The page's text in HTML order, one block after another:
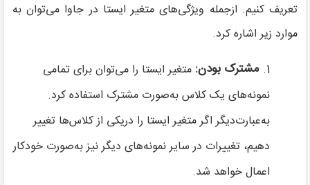
تعریف کنیم. ازجمله ویژگی‌های متغیر ایستا در جاوا می‌توان به
موارد زیر اشاره کرد.
مشترک بودن: متغیر ایستا را می‌توان برای تمامی
نمونه‌های یک کلاس به‌صورت مشترک استفاده کرد.
به‌عبارت‌دیگر اگر متغیر ایستا را دریکی از کلاس‌ها تغییر
دهیم، تغییرات در سایر نمونه‌های دیگر نیز به‌صورت خودکار
اعمال خواهد شد.